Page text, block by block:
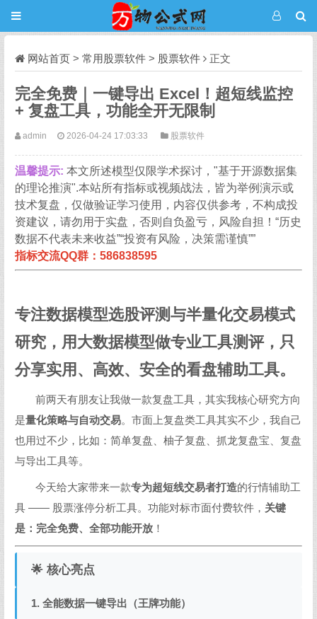
网站首页 > 常用股票软件 > 股票软件 正文
完全免费｜一键导出 Excel！超短线监控
+ 复盘工具，功能全开无限制
admin 2026-04-24 17:03:33 股票软件
温馨提示: 本文所述模型仅限学术探讨，"基于开源数据集
的理论推演".本站所有指标或视频战法，皆为举例演示或
技术复盘，仅做验证学习使用，内容仅供参考，不构成投
资建议，请勿用于实盘，否则自负盈亏，风险自担！“历史
数据不代表未来收益”“投资有风险，决策需谨慎””
指标交流QQ群：586838595
专注数据模型选股评测与半量化交易模式
研究，用大数据模型做专业工具测评，只
分享实用、高效、安全的看盘辅助工具。
前两天有朋友让我做一款复盘工具，其实我核心研究方向
是量化策略与自动交易。市面上复盘类工具其实不少，我自己
也用过不少，比如：简单复盘、柚子复盘、抓龙复盘宝、复盘
与导出工具等。
今天给大家带来一款专为超短线交易者打造的行情辅助工
具 —— 股票涨停分析工具。功能对标市面付费软件， 关键
是：完全免费、全部功能开放 ！
🌟 核心亮点
1. 全能数据一键导出（王牌功能）